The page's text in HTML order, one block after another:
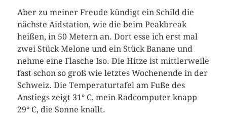
Aber zu meiner Freude kündigt ein Schild die
nächste Aidstation, wie die beim Peakbreak
heißen, in 50 Metern an. Dort esse ich erst mal
zwei Stück Melone und ein Stück Banane und
nehme eine Flasche Iso. Die Hitze ist mittlerweile
fast schon so groß wie letztes Wochenende in der
Schweiz. Die Temperaturtafel am Fuße des
Anstiegs zeigt 31° C, mein Radcomputer knapp
29° C, die Sonne knallt.